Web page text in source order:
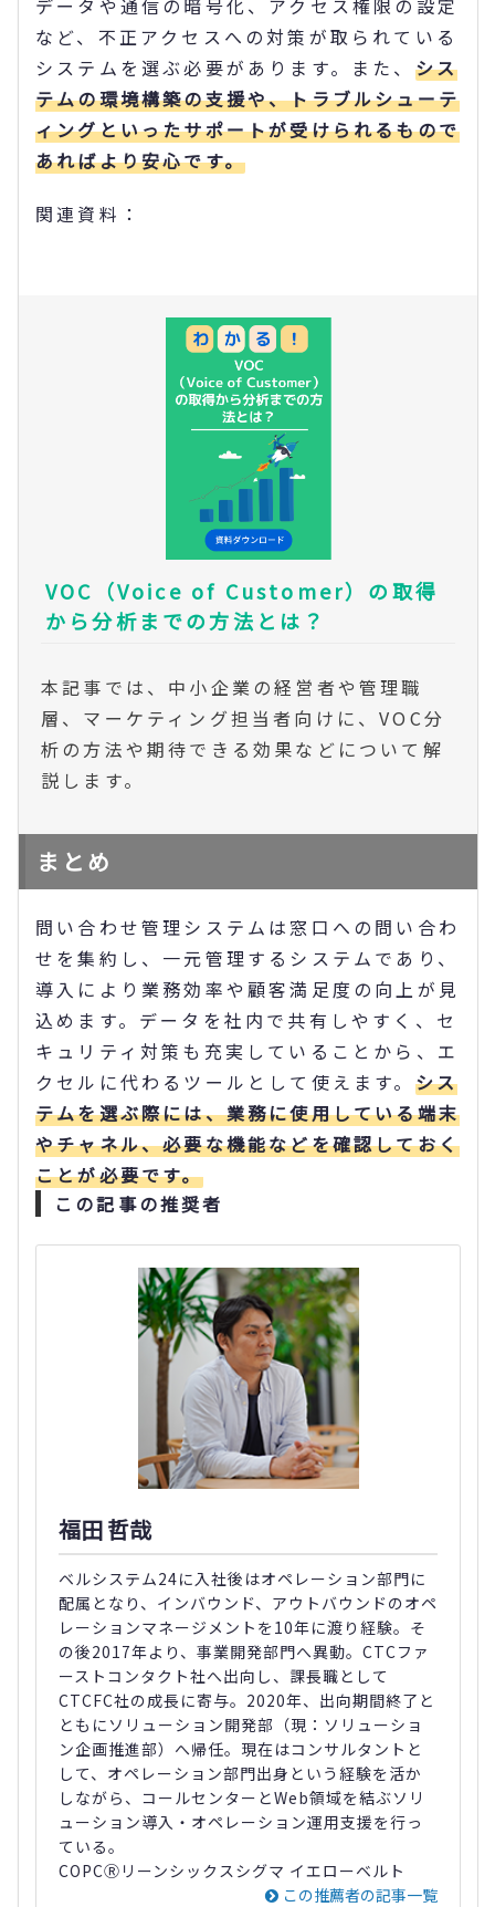
など、不正アクセスへの対策が取られている
システムを選ぶ必要があります。また、 シス
テムの環境構築の支援や、トラブルシューテ
ィングといったサポートが受けられるもので
あればより安心です。
関連資料：
VOC（Voice of Customer）の取得
から分析までの方法とは？
本記事では、中小企業の経営者や管理職
層、マーケティング担当者向けに、VOC分
析の方法や期待できる効果などについて解
説します。
まとめ
問い合わせ管理システムは窓口への問い合わ
せを集約し、一元管理するシステムであり、
導入により業務効率や顧客満足度の向上が見
込めます。データを社内で共有しやすく、セ
キュリティ対策も充実していることから、エ
クセルに代わるツールとして使えます。 シス
テムを選ぶ際には、業務に使用している端末
やチャネル、必要な機能などを確認しておく
ことが必要です。
この記事の推奨者
福田 哲哉
ベルシステム24に入社後はオペレーション部門に
配属となり、インバウンド、アウトバウンドのオペ
レーションマネージメントを10年に渡り経験。そ
の後2017年より、事業開発部門へ異動。CTCファ
ーストコンタクト社へ出向し、課長職として
CTCFC社の成長に寄与。2020年、出向期間終了と
ともにソリューション開発部（現：ソリューショ
ン企画推進部）へ帰任。現在はコンサルタントと
して、オペレーション部門出身という経験を活か
しながら、コールセンターとWeb領域を結ぶソリ
ューション導入・オペレーション運用支援を行っ
ている。
COPCⓇリーンシックスシグマ イエローベルト
この推薦者の記事一覧